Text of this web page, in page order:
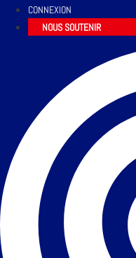
CONNEXION
NOUS SOUTENIR